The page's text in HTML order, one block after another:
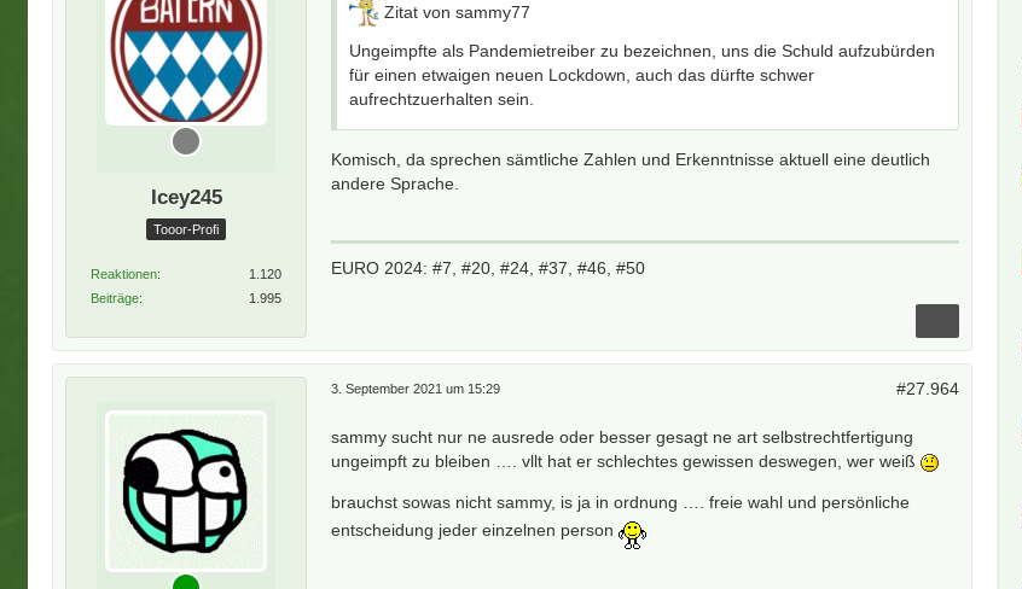
Icey245
Tooor-Profi
Reaktionen
1.120
Beiträge
1.995
Zitat von sammy77
Ungeimpfte als Pandemietreiber zu bezeichnen, uns die Schuld aufzubürden
für einen etwaigen neuen Lockdown, auch das dürfte schwer
aufrechtzuerhalten sein.
Komisch, da sprechen sämtliche Zahlen und Erkenntnisse aktuell eine deutlich
andere Sprache.
EURO 2024: #7, #20, #24, #37, #46, #50
3. September 2021 um 15:29 #27.964
sammy sucht nur ne ausrede oder besser gesagt ne art selbstrechtfertigung
ungeimpft zu bleiben …. vllt hat er schlechtes gewissen deswegen, wer weiß
brauchst sowas nicht sammy, is ja in ordnung …. freie wahl und persönliche
entscheidung jeder einzelnen person